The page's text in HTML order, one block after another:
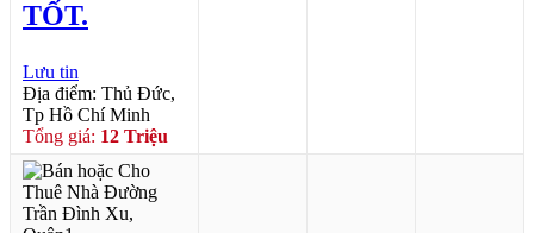
TỐT.
Lưu tin
Địa điểm: Thủ Đức,
Tp Hồ Chí Minh
Tổng giá: 12 Triệu